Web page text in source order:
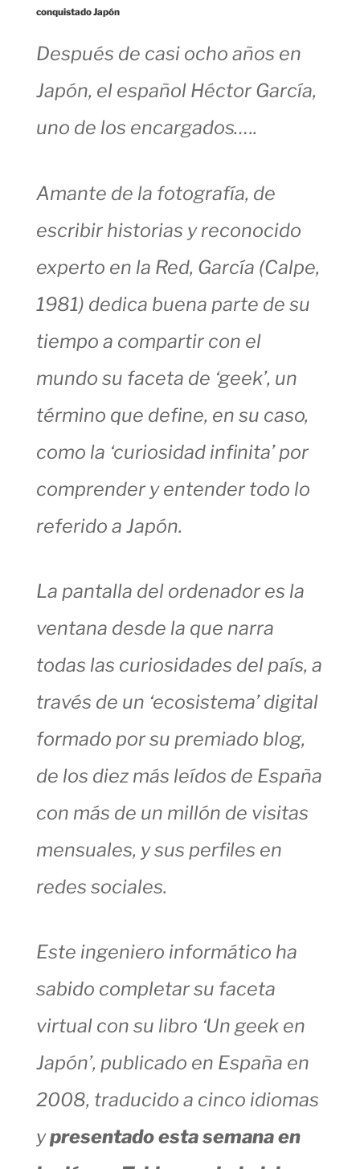
conquistado Japón
Después de casi ocho años en
Japón, el español Héctor García,
uno de los encargados…..
Amante de la fotografía, de
escribir historias y reconocido
experto en la Red, García (Calpe,
1981) dedica buena parte de su
tiempo a compartir con el
mundo su faceta de ‘geek’, un
término que define, en su caso,
como la ‘curiosidad infinita’ por
comprender y entender todo lo
referido a Japón.
La pantalla del ordenador es la
ventana desde la que narra
todas las curiosidades del país, a
través de un ‘ecosistema’ digital
formado por su premiado blog,
de los diez más leídos de España
con más de un millón de visitas
mensuales, y sus perfiles en
redes sociales.
Este ingeniero informático ha
sabido completar su faceta
virtual con su libro ‘Un geek en
Japón’, publicado en España en
2008, traducido a cinco idiomas
ypresentado esta semana en